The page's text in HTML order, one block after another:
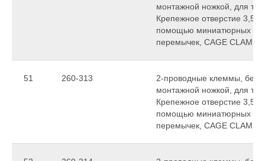
монтажной ножкой, для
Крепежное отверстие 3,5
помощью миниатюрных
перемычек, CAGE CLAMP
51 260-313
2-проводные клеммы, без
монтажной ножкой, для
Крепежное отверстие 3,5
помощью миниатюрных
перемычек, CAGE CLAMP